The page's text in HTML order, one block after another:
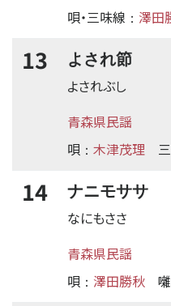
唄・三味線 ： 澤田
13 よされ節
よされぶし
青森県民謡
唄 ： 木津茂理
14 ナニモササ
なにもささ
青森県民謡
唄 ： 澤田勝秋